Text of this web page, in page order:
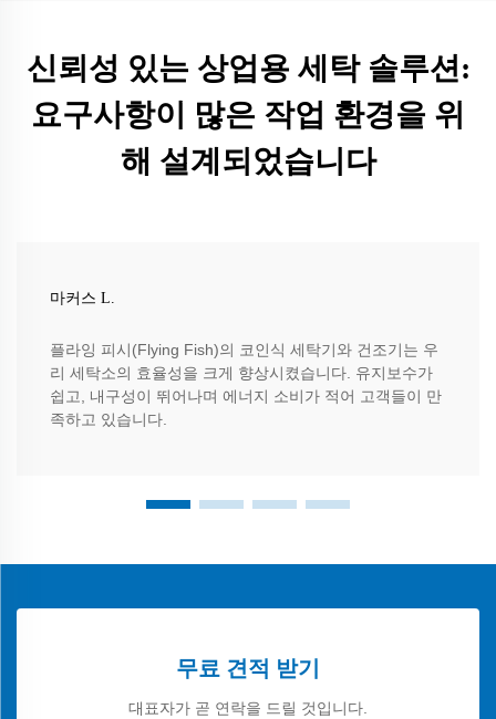
신뢰성 있는 상업용 세탁 솔루션:
요구사항이 많은 작업 환경을 위
해 설계되었습니다
마커스 L.
플라잉 피시(Flying Fish)의 코인식 세탁기와 건조기는 우
리 세탁소의 효율성을 크게 향상시켰습니다. 유지보수가
쉽고, 내구성이 뛰어나며 에너지 소비가 적어 고객들이 만
족하고 있습니다.
무료 견적 받기
대표자가 곧 연락을 드릴 것입니다.